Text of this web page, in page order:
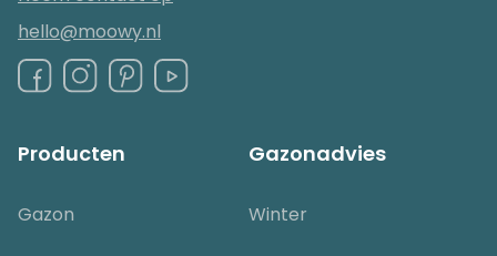
hello@moowy.nl
Producten
Gazon
Gazonadvies
Winter